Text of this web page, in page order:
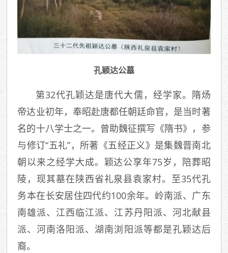
孔颖达公墓
第32代孔颖达是唐代大儒，经学家。隋炀
帝达业初年，奉昭赴唐都任朝廷命官，是当时著
名的十八学士之一。曾助魏征撰写《隋书》，参
与修订“五礼”，所著《五经正义》是集魏晋南北
朝以来之经学大成。颖达公享年75岁，陪葬昭
陵，现其墓在陕西省礼泉县袁家村。至35代孔
务本在长安居住四代约100余年。岭南派、广东
南雄派、江西临江派、江苏丹阳派、河北献县
派、河南洛阳派、湖南浏阳派等都是孔颖达后
裔。